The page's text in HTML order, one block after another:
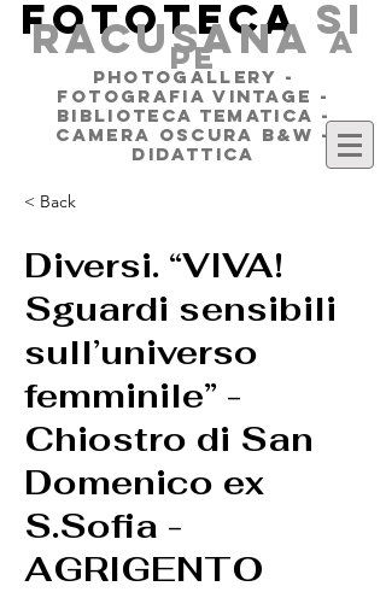
FOTOTECA SI
RACUSANAa
pe
PHOTOGALLERY -
FOTOGRAFIA VINTAGE -
BIBLIOTECA TEMATICA -
CAMERA OSCURA B&W -
DIDATTICA
< Back
Diversi. “VIVA!
Sguardi sensibili
sull’universo
femminile” -
Chiostro di San
Domenico ex
S.Sofia -
AGRIGENTO